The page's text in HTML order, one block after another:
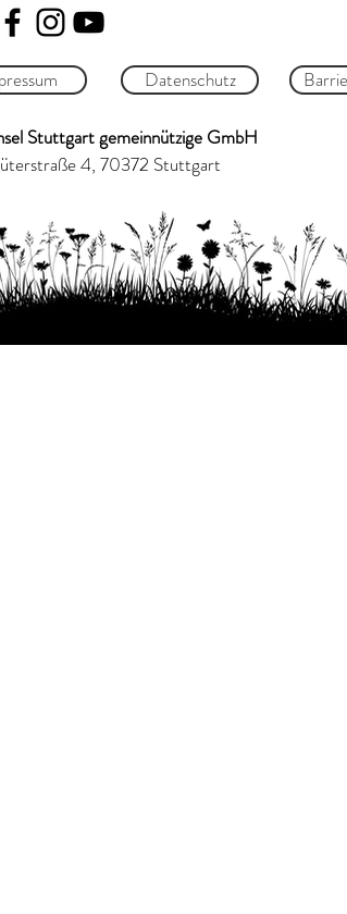
Datenschutz
Stuttgart gemeinnützige GmbH
4, 70372 Stuttgart